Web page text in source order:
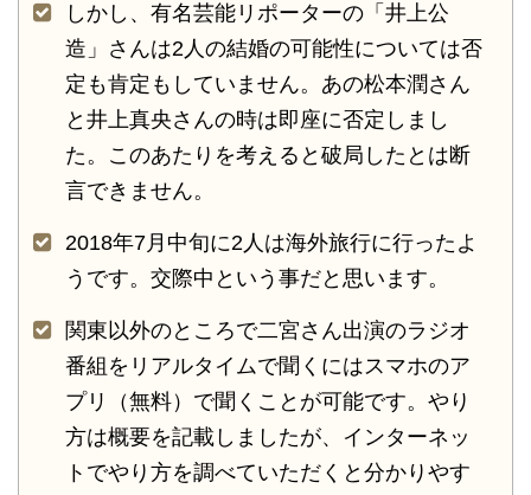
しかし、有名芸能リポーターの「井上公
造」さんは2人の結婚の可能性については否
定も肯定もしていません。あの松本潤さん
と井上真央さんの時は即座に否定しまし
た。このあたりを考えると破局したとは断
言できません。
2018年7月中旬に2人は海外旅行に行ったよ
うです。交際中という事だと思います。
関東以外のところで二宮さん出演のラジオ
番組をリアルタイムで聞くにはスマホのア
プリ（無料）で聞くことが可能です。やり
方は概要を記載しましたが、インターネッ
トでやり方を調べていただくと分かりやす